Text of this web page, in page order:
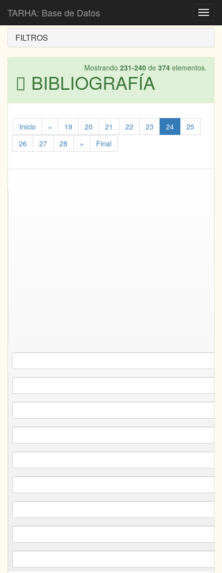
TARHA: Base de Datos
Inicio Bibliografía
FILTROS
Mostrando 231-240 de 374 elementos.
BIBLIOGRAFÍA
Inicio « 19 20 21 22 23 24
25
26
27 28 » Final